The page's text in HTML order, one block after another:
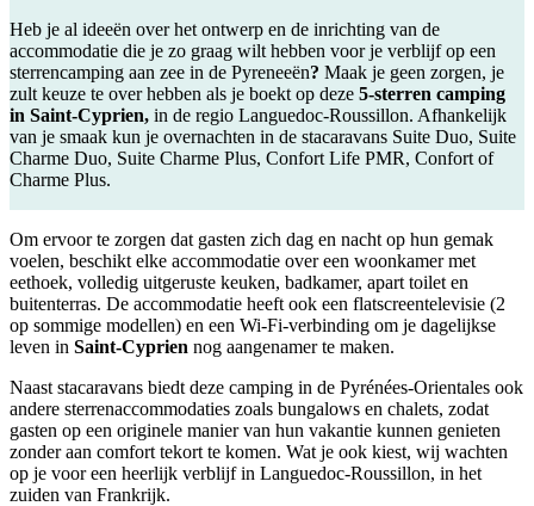
Heb je al ideeën over het ontwerp en de inrichting van de
accommodatie die je zo graag wilt hebben voor je verblijf op een
sterrencamping aan zee in de Pyreneeën? Maak je geen zorgen, je
zult keuze te over hebben als je boekt op deze 5-sterren camping
in Saint-Cyprien, in de regio Languedoc-Roussillon. Afhankelijk
van je smaak kun je overnachten in de stacaravans Suite Duo, Suite
Charme Duo, Suite Charme Plus, Confort Life PMR, Confort of
Charme Plus.
Om ervoor te zorgen dat gasten zich dag en nacht op hun gemak
voelen, beschikt elke accommodatie over een woonkamer met
eethoek, volledig uitgeruste keuken, badkamer, apart toilet en
buitenterras. De accommodatie heeft ook een flatscreentelevisie (2
op sommige modellen) en een Wi-Fi-verbinding om je dagelijkse
leven in Saint-Cyprien nog aangenamer te maken.
Naast stacaravans biedt deze camping in de Pyrénées-Orientales ook
andere sterrenaccommodaties zoals bungalows en chalets, zodat
gasten op een originele manier van hun vakantie kunnen genieten
zonder aan comfort tekort te komen. Wat je ook kiest, wij wachten
op je voor een heerlijk verblijf in Languedoc-Roussillon, in het
zuiden van Frankrijk.